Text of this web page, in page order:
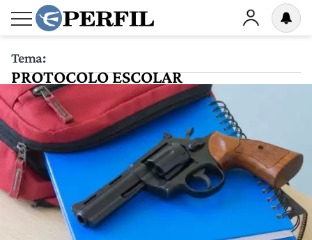
Tema:
PROTOCOLO ESCOLAR